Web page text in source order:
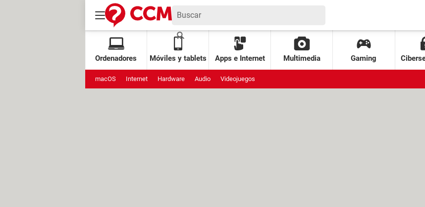
Ordenadores Móviles y tablets Apps e Internet Multimedia Gaming
macOS Internet Hardware Audio Videojuegos